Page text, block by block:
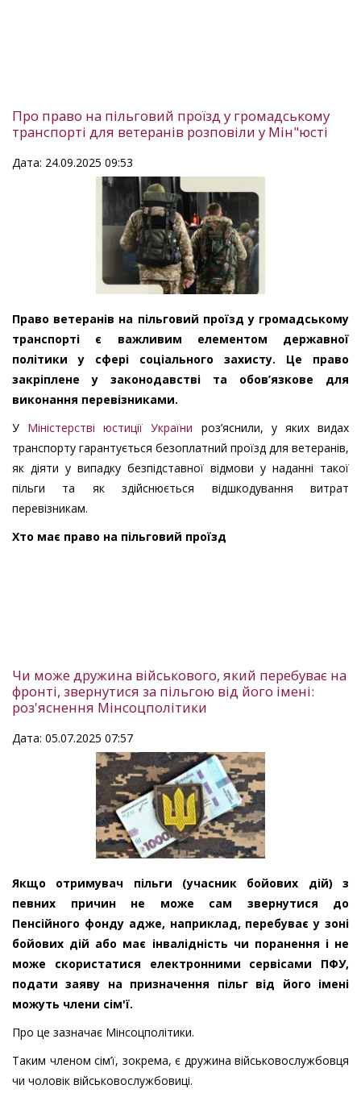
Про право на пільговий проїзд у громадському
транспорті для ветеранів розповіли у Мін"юсті
Дата: 24.09.2025 09:53
Право ветеранів на пільговий проїзд у громадському
транспорті є важливим елементом державної
політики у сфері соціального захисту. Це право
закріплене у законодавстві та обов’язкове для
виконання перевізниками.
У Міністерстві юстиції України роз’яснили, у яких видах
транспорту гарантується безоплатний проїзд для ветеранів,
як діяти у випадку безпідставної відмови у наданні такої
пільги та як здійснюється відшкодування витрат
перевізникам.
Хто має право на пільговий проїзд
Чи може дружина військового, який перебуває на
фронті, звернутися за пільгою від його імені:
роз'яснення Мінсоцполітики
Дата: 05.07.2025 07:57
Якщо отримувач пільги (учасник бойових дій) з
певних причин не може сам звернутися до
Пенсійного фонду адже, наприклад, перебуває у зоні
бойових дій або має інвалідність чи поранення і не
може скористатися електронними сервісами ПФУ,
подати заяву на призначення пільг від його імені
можуть члени сім'ї.
Про це зазначає Мінсоцполітики.
Таким членом сім’ї, зокрема, є дружина військовослужбовця
чи чоловік військовослужбовиці.